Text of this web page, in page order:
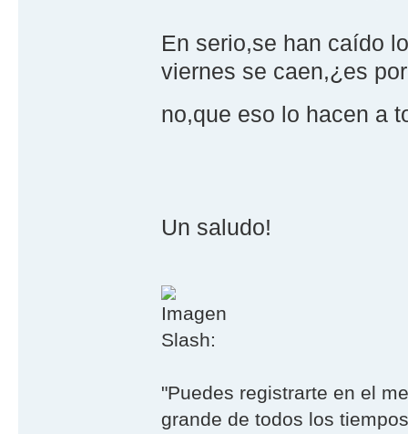
En serio,se han caído
viernes se caen,¿es
no,que eso lo hacen a
Un saludo!
Slash:
"Puedes registrarte en el
grande de todos los